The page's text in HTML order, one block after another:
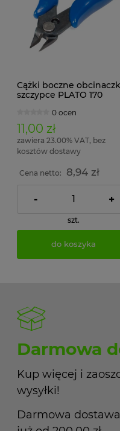
Cążki boczne
szczypce PLATO 170
0 ocen
11,00 zł
zawiera 23.00% VAT, bez
kosztów dostawy
Cena netto: 8,94 zł
- +
szt.
do koszyka
Darmowa
Kup więcej i
wysyłki!
Darmowa